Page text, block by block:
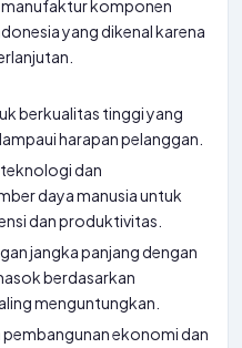
manufaktur komponen
yang dikenal karena
berkualitas tinggi yang
harapan pelanggan.
dan
daya manusia untuk
dan produktivitas.
jangka panjang dengan
berdasarkan
menguntungkan.
ekonomi dan